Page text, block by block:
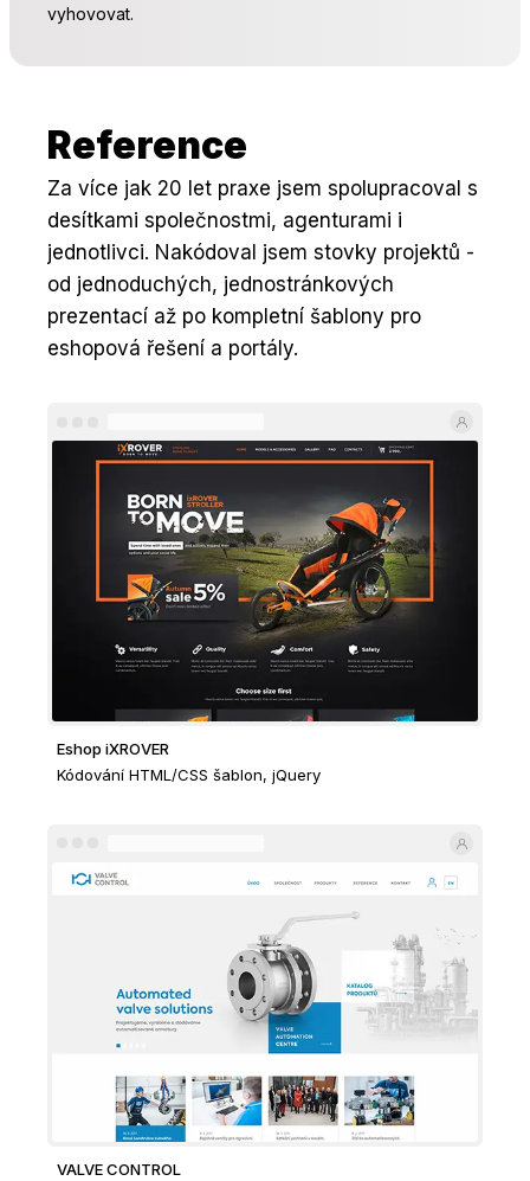
vyhovovat.
Reference
Za více jak 20 let praxe jsem spolupracoval s
desítkami společnostmi, agenturami i
jednotlivci. Nakódoval jsem stovky projektů -
od jednoduchých, jednostránkových
prezentací až po kompletní šablony pro
eshopová řešení a portály.
Eshop iXROVER
Kódování HTML/CSS šablon, jQuery
VALVE CONTROL